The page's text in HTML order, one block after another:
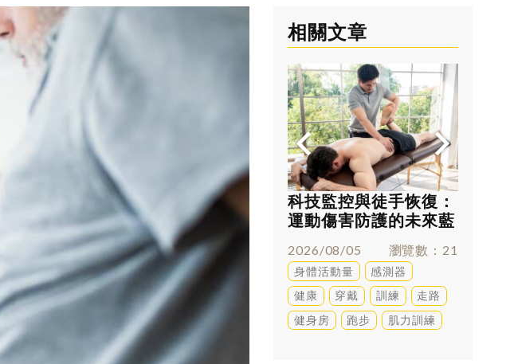
相關文章
科技監控與徒手恢復：
運動傷害防護的未來藍
2026/08/05 瀏覽數 21
身體活動量
感測器
健康
穿戴 訓練
走路
健身房
跑步 肌力訓練